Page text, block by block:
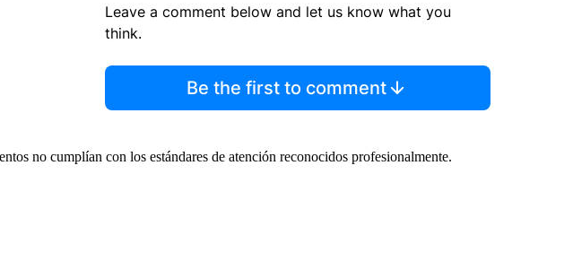
Leave a comment below and let us know what you
think.
Be the first to comment
no cumplían con los estándares de atención reconocidos profesionalmente.